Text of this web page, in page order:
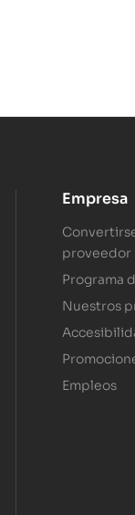
Empresa
proveedor
Programa
Nuestros
Empleos